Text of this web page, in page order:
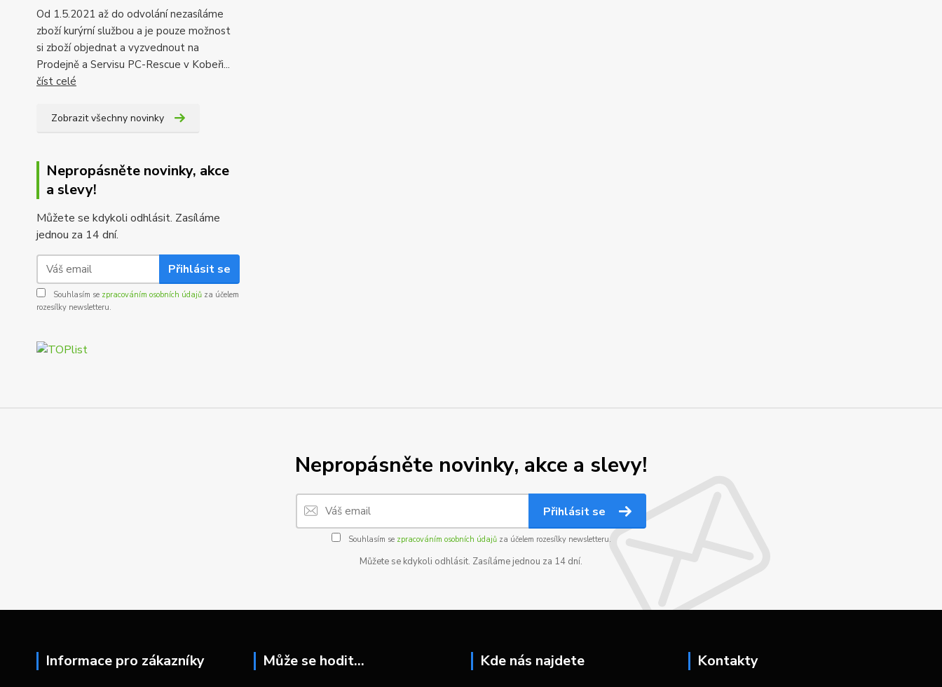
Od 1.5.2021 až do odvolání nezasíláme
zboží kurýrní službou a je pouze možnost
si zboží objednat a vyzvednout na
Prodejně a Servisu PC-Rescue v Kobeři...
číst celé
Zobrazit všechny novinky
Nepropásněte novinky, akce
a slevy!
Můžete se kdykoli odhlásit. Zasíláme
jednou za 14 dní.
Přihlásit se
Souhlasím se zpracováním osobních údajů za účelem
rozesílky newsletteru.
Nepropásněte novinky, akce a slevy!
Přihlásit se
Souhlasím se zpracováním osobních údajůza účelem rozesílky newsletteru.
Můžete se kdykoli odhlásit. Zasíláme jednou za 14 dní.
Informace pro zákazníky Může se hodit... Kde nás najdete Kontakty